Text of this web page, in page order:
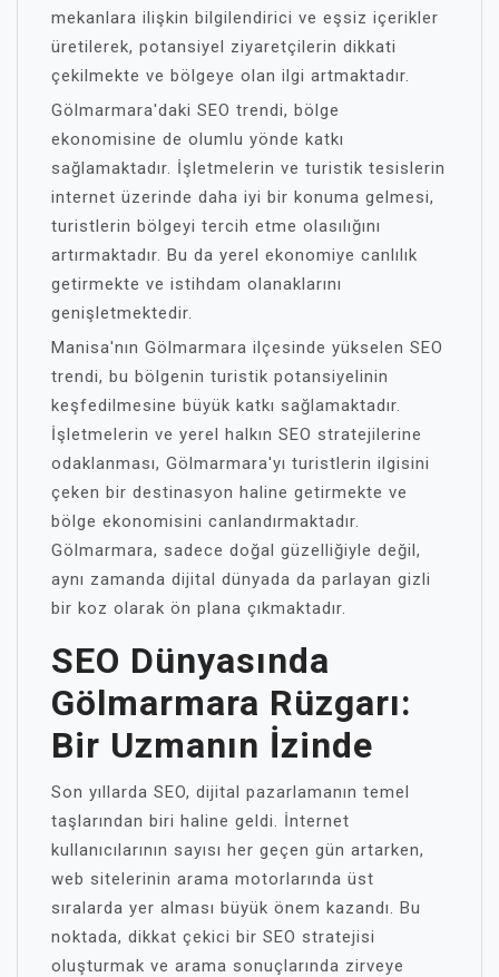
mekanlara ilişkin bilgilendirici ve eşsiz içerikler
üretilerek, potansiyel ziyaretçilerin dikkati
çekilmekte ve bölgeye olan ilgi artmaktadır.
Gölmarmara'daki SEO trendi, bölge
ekonomisine de olumlu yönde katkı
sağlamaktadır. İşletmelerin ve turistik tesislerin
internet üzerinde daha iyi bir konuma gelmesi,
turistlerin bölgeyi tercih etme olasılığını
artırmaktadır. Bu da yerel ekonomiye canlılık
getirmekte ve istihdam olanaklarını
genişletmektedir.
Manisa'nın Gölmarmara ilçesinde yükselen SEO
trendi, bu bölgenin turistik potansiyelinin
keşfedilmesine büyük katkı sağlamaktadır.
İşletmelerin ve yerel halkın SEO stratejilerine
odaklanması, Gölmarmara'yı turistlerin ilgisini
çeken bir destinasyon haline getirmekte ve
bölge ekonomisini canlandırmaktadır.
Gölmarmara, sadece doğal güzelliğiyle değil,
aynı zamanda dijital dünyada da parlayan gizli
bir koz olarak ön plana çıkmaktadır.
SEO Dünyasında
Gölmarmara Rüzgarı:
Bir Uzmanın İzinde
Son yıllarda SEO, dijital pazarlamanın temel
taşlarından biri haline geldi. İnternet
kullanıcılarının sayısı her geçen gün artarken,
web sitelerinin arama motorlarında üst
sıralarda yer alması büyük önem kazandı. Bu
noktada, dikkat çekici bir SEO stratejisi
oluşturmak ve arama sonuçlarında zirveye